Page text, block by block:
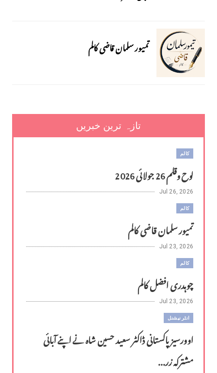
تمیور سلمان قاضی کالم
تازہ ترین خبریں
کالم
لوح وقلم 26 جولائی 2026
Jul 26, 2026
کالم
تمیور سلمان قاضی کالم
Jul 23, 2026
کالم
چوہدری افضل کالم
Jul 23, 2026
انٹر نیشنل
اوورسیز پاکستانی ڈاکٹر سعید حسین شاہ نے اپنے آبائی
مشترکہ زر...